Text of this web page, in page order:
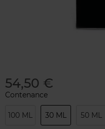
54,50 €
Contenance
100 ML 30 ML 50 ML